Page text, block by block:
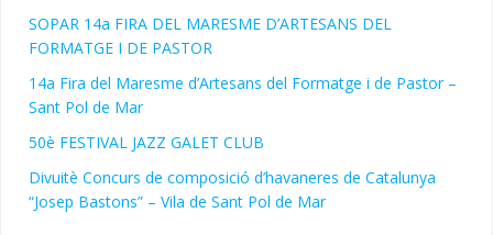
SOPAR 14a FIRA DEL MARESME D’ARTESANS DEL
FORMATGE I DE PASTOR
14a Fira del Maresme d’Artesans del Formatge i de Pastor –
Sant Pol de Mar
50è FESTIVAL JAZZ GALET CLUB
Divuitè Concurs de composició d’havaneres de Catalunya
“Josep Bastons” – Vila de Sant Pol de Mar